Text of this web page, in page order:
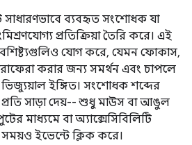
ব্যবহৃত সংশোধক যা
প্রতিক্রিয়া তৈরি করে। এই
যোগ করে, যেমন ফোকাস,
করার জন্য সমর্থন এবং চাপলে
ইঙ্গিত। সংশোধক শব্দের
প্রতি সাড়া দেয়-- শুধু মাউস বা আঙুল
মাধ্যমে বা অ্যাক্সেসিবিলিটি
ইভেন্টে ক্লিক করে।